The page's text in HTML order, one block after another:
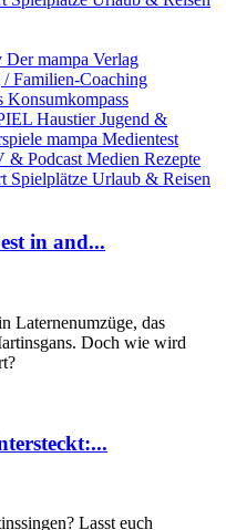
Der mampa Verlag
/ Familien-Coaching
Konsumkompass
HaustierJugend &
mampa Medientest
& PodcastMedien Rezepte
Spielplätze Urlaub & Reisen
in and...
Laternenumzüge, das
Doch wie wird
Lasst euch